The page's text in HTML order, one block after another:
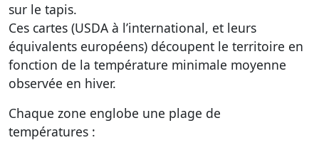
sur le tapis.
Ces cartes (USDA à l’international, et leurs
équivalents européens) découpent le territoire en
fonction de la température minimale moyenne
observée en hiver.
Chaque zone englobe une plage de
températures :